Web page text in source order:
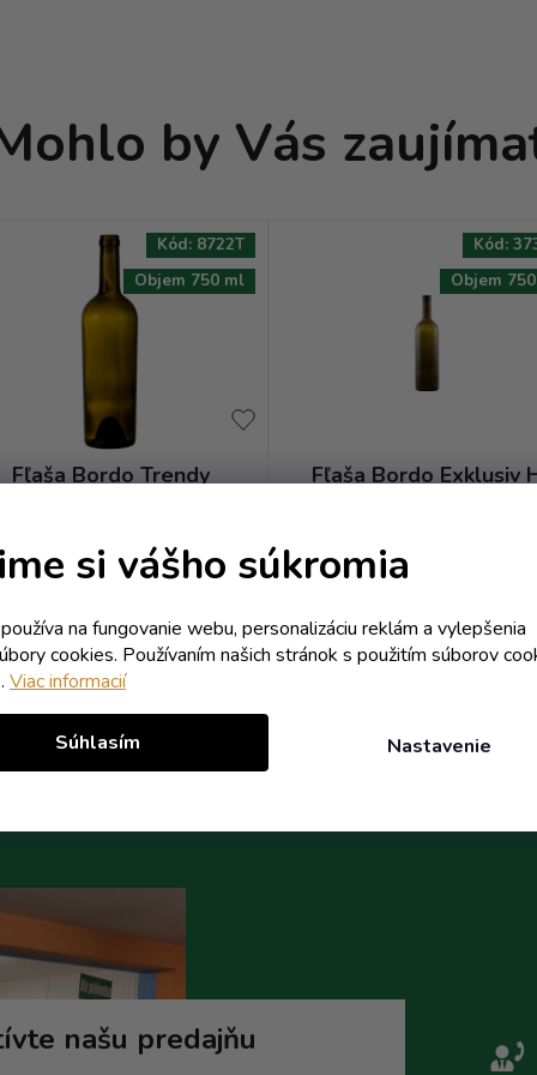
si vášho súkromia
na fungovanie webu, personalizáciu reklám a vylepšenia
cookies. Používaním našich stránok s použitím súborov
Viac informacií
Nastavenie
Súhlasím
by Vás
Fľaša Bordo Trendy
Skladom
0,77 €/ ks
Objem 750 ml
Kód: 8722T
Fľaša Bordo Exklusiv
Externý sklad - dodanie do 10
0,73 €/ ks
Objem
Kód:
našu predajňu